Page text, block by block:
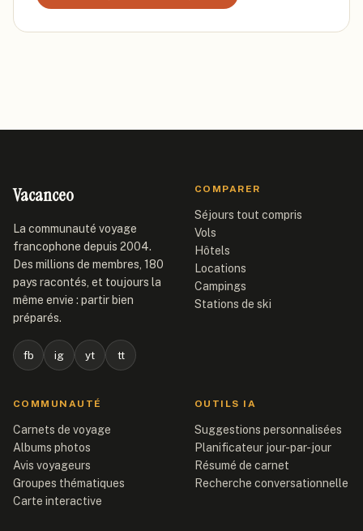
Vacanceo
La communauté voyage
francophone depuis 2004.
Des millions de membres, 180
pays racontés, et toujours la
même envie : partir bien
préparés.
fb ig yt tt
COMPARER
Séjours tout compris
Vols
Hôtels
Locations
Campings
Stations de ski
COMMUNAUTÉ
Carnets de voyage
Albums photos
Avis voyageurs
Groupes thématiques
Carte interactive
OUTILS IA
Suggestions personnalisées
Planificateur jour-par-jour
Résumé de carnet
Recherche conversationnelle